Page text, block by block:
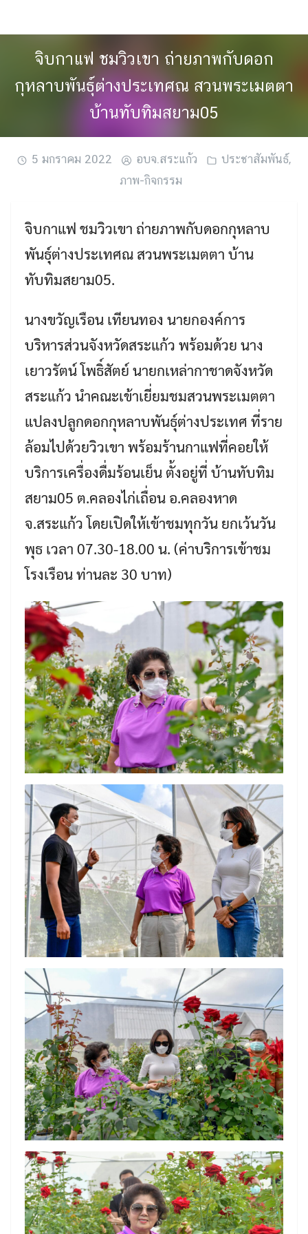
Search
for:
Search
จิบกาแฟ ชมวิวเขา ถ่ายภาพกับดอก
กุหลาบพันธุ์ต่างประเทศณ สวนพระเมตตา
บ้านทับทิมสยาม05
5 มกราคม 2022 อบจ.สระแก้ว ประชาสัมพันธ์,
ภาพ-กิจกรรม
จิบกาแฟ ชมวิวเขา ถ่ายภาพกับดอกกุหลาบ
พันธุ์ต่างประเทศณ สวนพระเมตตา บ้าน
ทับทิมสยาม05.
นางขวัญเรือน เทียนทอง นายกองค์การ
บริหารส่วนจังหวัดสระแก้ว พร้อมด้วย นาง
เยาวรัตน์ โพธิ์สัตย์ นายกเหล่ากาชาดจังหวัด
สระแก้ว นำคณะเข้าเยี่ยมชมสวนพระเมตตา
แปลงปลูกดอกกุหลาบพันธุ์ต่างประเทศ ที่ราย
ล้อมไปด้วยวิวเขา พร้อมร้านกาแฟที่คอยให้
บริการเครื่องดื่มร้อนเย็น ตั้งอยู่ที่ บ้านทับทิม
สยาม05 ต.คลองไก่เถื่อน อ.คลองหาด
จ.สระแก้ว โดยเปิดให้เข้าชมทุกวัน ยกเว้นวัน
พุธ เวลา 07.30-18.00 น. (ค่าบริการเข้าชม
โรงเรือน ท่านละ 30 บาท)